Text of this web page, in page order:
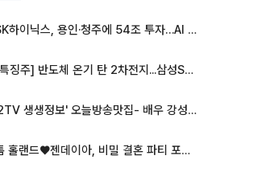
SK하이닉스, 용인·청주에 54조 투자…AI 메모리 생산기지 키운다
[특징주] 반도체 온기 탄 2차전지...삼성SDI, 장 초반 7% 넘게 껑충
'2TV 생생정보' 오늘방송맛집- 배우 강성진 단골! 쌀국수ㆍ푸팟퐁 커리 맛집 '블○○○'
톰 홀랜드♥젠데이아, 비밀 결혼 파티 포착⋯호텔 대관비만 9억